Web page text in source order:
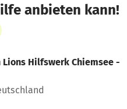
anbieten kann!
Lions Hilfswerk Chiemsee -